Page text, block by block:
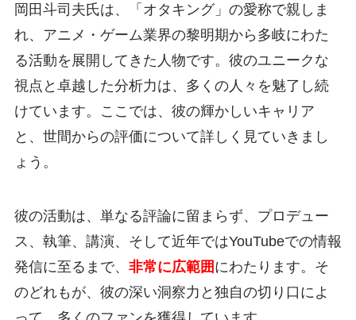
岡田斗司夫氏は、「オタキング」の愛称で親しま
れ、アニメ・ゲーム業界の黎明期から多岐にわた
る活動を展開してきた人物です。彼のユニークな
視点と卓越した分析力は、多くの人々を魅了し続
けています。ここでは、彼の輝かしいキャリア
と、世間からの評価について詳しく見ていきまし
ょう。
彼の活動は、単なる評論に留まらず、プロデュー
ス、執筆、講演、そして近年ではYouTubeでの情報
発信に至るまで、 非常に広範囲 にわたります。そ
のどれもが、彼の深い洞察力と独自の切り口によ